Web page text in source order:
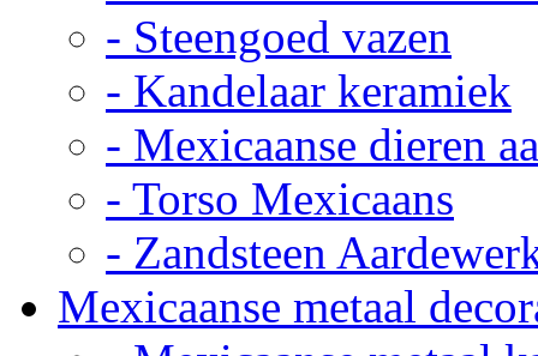
- Steengoed vazen
- Kandelaar keramiek
- Mexicaanse dieren
- Torso Mexicaans
- Zandsteen
Mexicaanse metaal